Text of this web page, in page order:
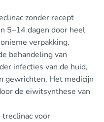
zonder recept
5–14 dagen door heel
verpakking.
behandeling van
infecties van de huid,
gewrichten. Het medicijn
de eiwitsynthese van
treclinac voor